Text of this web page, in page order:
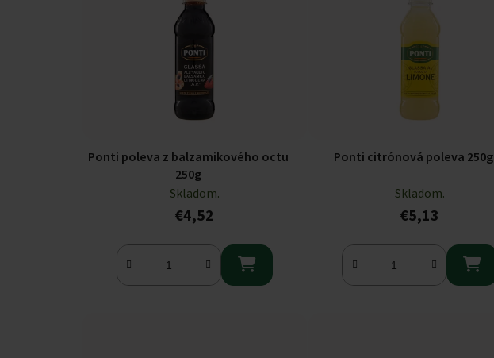
Ponti poleva z balzamikového octu
250g
Skladom.
€4,52

Ponti citrónová poleva 250g
Skladom.
€5,13
